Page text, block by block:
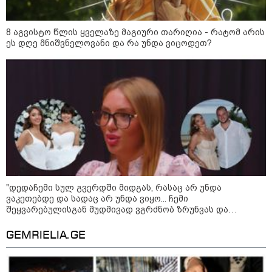
11:17 / 08-08-2026
არშემდგარი ქორწინება 15 წლით უფროს
ქართველთან - ალინა კაბაევას
საიდუმლო ცხოვრება: როგორ
გამოიყურებოდა ის პლასტიკურ
ოპერაციებამდე
ფერმერი თუ ვარ" - როგორ
ცხოვრობს ახალგაზრდა ქალი,
8 აგვისტო წლის ყველაზე მაგიური თარიღია - რატომ არის
ეს დღე მნიშვნელოვანი და რა უნდა ვიცოდეთ?
"დედაჩემი სულ გვერდში მიდგას, რასაც არ უნდა
ვაკეთებდე და სადაც არ უნდა ვიყო... ჩემი
შეყვარებულისგან მუდმივად ვგრძნობ ზრუნვას და
პირად თემებზე
GEMRIELIA.GE